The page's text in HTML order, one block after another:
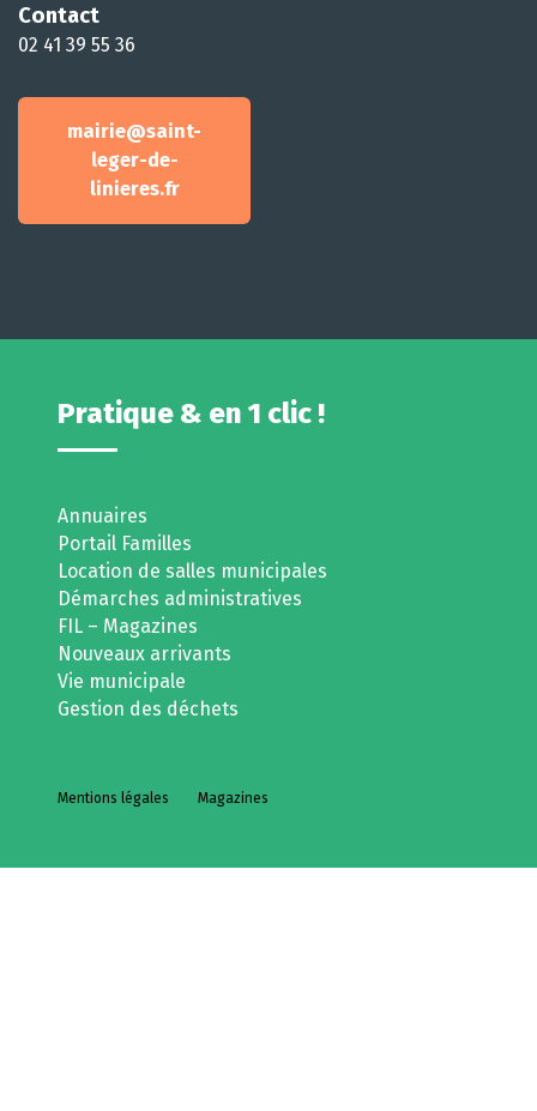
Contact
02 41 39 55 36
mairie@saint-
leger-de-
linieres.fr
Pratique & en 1 clic !
Annuaires
Portail Familles
Location de salles municipales
Démarches administratives
FIL – Magazines
Nouveaux arrivants
Vie municipale
Gestion des déchets
Mentions légales Magazines